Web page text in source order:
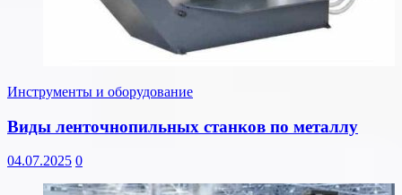
Инструменты и оборудование
Виды ленточнопильных станков по металлу
04.07.2025 0